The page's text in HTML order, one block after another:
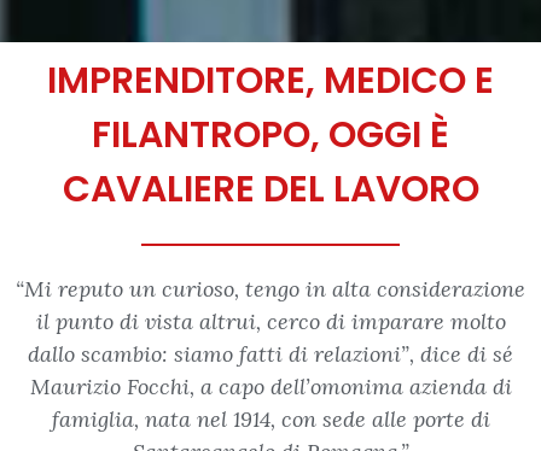
IMPRENDITORE, MEDICO E
FILANTROPO, OGGI È
CAVALIERE DEL LAVORO
“Mi reputo un curioso, tengo in alta considerazione
il punto di vista altrui, cerco di imparare molto
dallo scambio: siamo fatti di relazioni”, dice di sé
Maurizio Focchi, a capo dell’omonima azienda di
famiglia, nata nel 1914, con sede alle porte di